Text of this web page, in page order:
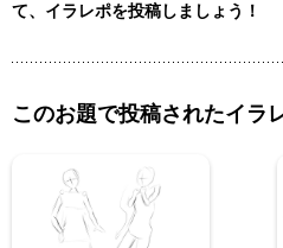
て、イラレポを投稿しましょう！
このお題で投稿されたイラ